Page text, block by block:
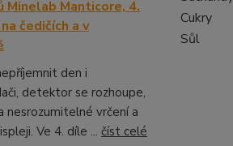
Manticore, 4.
čedičích a v
den i
detektor se rozhoupe,
nesrozumitelné vrčení a
Ve 4. díle ... číst celé
Cukry
Sůl